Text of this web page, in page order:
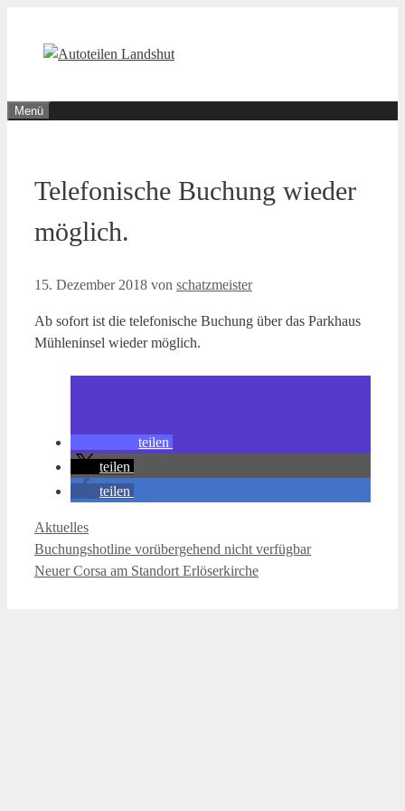
springen
Menü
Telefonische Buchung wieder
möglich.
15. Dezember 2018 von schatzmeister
Ab sofort ist die telefonische Buchung über das Parkhaus
Mühleninsel wieder möglich.
teilen
teilen
teilen
Kategorien
Aktuelles
Buchungshotline vorübergehend nicht verfügbar
Neuer Corsa am Standort Erlöserkirche